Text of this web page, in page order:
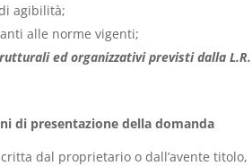
agibilità;
alle norme vigenti;
ed organizzativi previsti dalla L.R.
di presentazione della domanda
dal proprietario o dall’avente titolo,